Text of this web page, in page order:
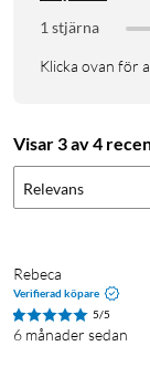
1 stjärna
Klicka ovan för
Visar 3 av 4
Relevans
Rebeca
Verifierad köpare
5/5
6 månader sedan